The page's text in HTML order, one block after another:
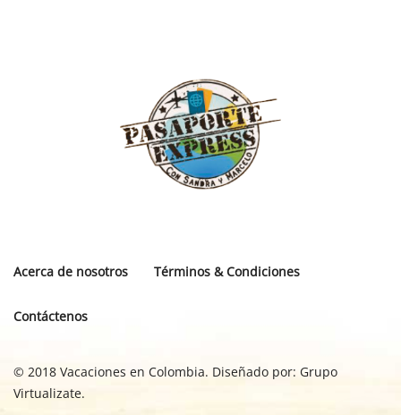
Acerca de nosotros Términos & Condiciones
Contáctenos
© 2018 Vacaciones en Colombia. Diseñado por: Grupo
Virtualizate.